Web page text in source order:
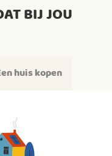
BIJ JOU
huis kopen